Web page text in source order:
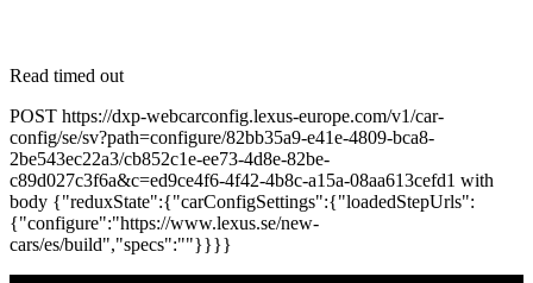
Read timed out
POST https://dxp-webcarconfig.lexus-europe.com/v1/car-
config/se/sv?path=configure/82bb35a9-e41e-4809-bca8-
2be543ec22a3/cb852c1e-ee73-4d8e-82be-
c89d027c3f6a&c=ed9ce4f6-4f42-4b8c-a15a-08aa613cefd1 with
body {"reduxState":{"carConfigSettings":{"loadedStepUrls":
{"configure":"https://www.lexus.se/new-
cars/es/build","specs":""}}}}